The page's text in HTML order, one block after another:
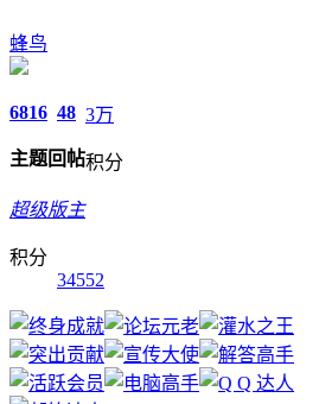
蜂鸟
6816
主题
48
回帖
3万
积分
超级版主
积分
34552